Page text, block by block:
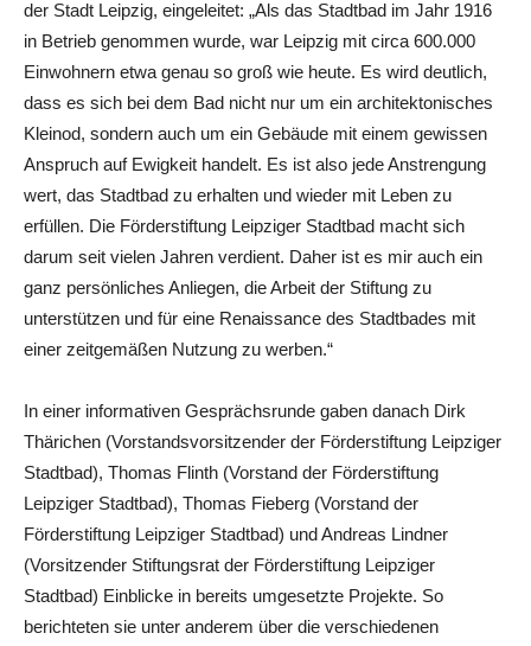
der Stadt Leipzig, eingeleitet: „Als das Stadtbad im Jahr 1916
in Betrieb genommen wurde, war Leipzig mit circa 600.000
Einwohnern etwa genau so groß wie heute. Es wird deutlich,
dass es sich bei dem Bad nicht nur um ein architektonisches
Kleinod, sondern auch um ein Gebäude mit einem gewissen
Anspruch auf Ewigkeit handelt. Es ist also jede Anstrengung
wert, das Stadtbad zu erhalten und wieder mit Leben zu
erfüllen. Die Förderstiftung Leipziger Stadtbad macht sich
darum seit vielen Jahren verdient. Daher ist es mir auch ein
ganz persönliches Anliegen, die Arbeit der Stiftung zu
unterstützen und für eine Renaissance des Stadtbades mit
einer zeitgemäßen Nutzung zu werben.“
In einer informativen Gesprächsrunde gaben danach Dirk
Thärichen (Vorstandsvorsitzender der Förderstiftung Leipziger
Stadtbad), Thomas Flinth (Vorstand der Förderstiftung
Leipziger Stadtbad), Thomas Fieberg (Vorstand der
Förderstiftung Leipziger Stadtbad) und Andreas Lindner
(Vorsitzender Stiftungsrat der Förderstiftung Leipziger
Stadtbad) Einblicke in bereits umgesetzte Projekte. So
berichteten sie unter anderem über die verschiedenen